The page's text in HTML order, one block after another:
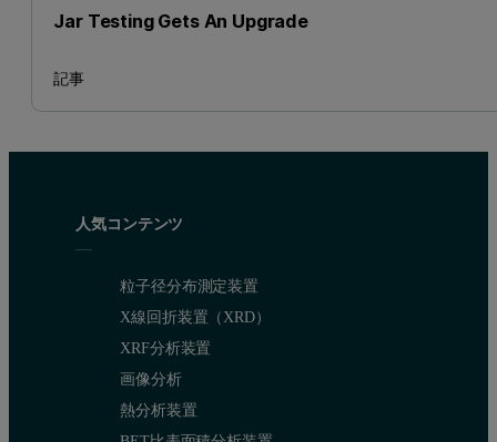
Jar Testing Gets An Upgrade
記事
人気コンテンツ
粒子径分布測定装置
X線回折装置（XRD）
XRF分析装置
画像分析
熱分析装置